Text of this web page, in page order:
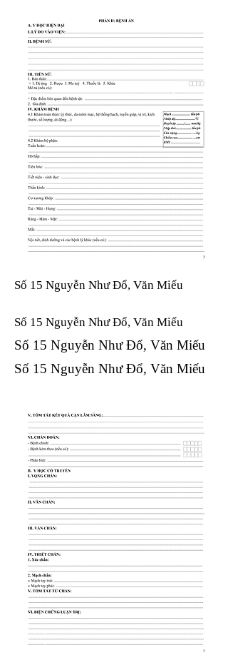
Số 15 Nguyễn Như Đổ, Văn Miếu
Số 15 Nguyễn Như Đổ, Văn Miếu​​​​
Số 15 Nguyễn Như Đổ, Văn Miếu​​​​
Số 15 Nguyễn Như Đổ, Văn Miếu​​​​